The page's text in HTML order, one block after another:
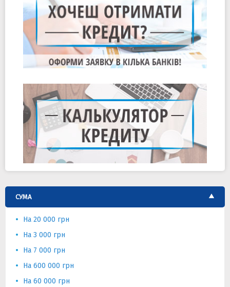
СУМА
На 20 000 грн
На 3 000 грн
На 7 000 грн
На 600 000 грн
На 60 000 грн